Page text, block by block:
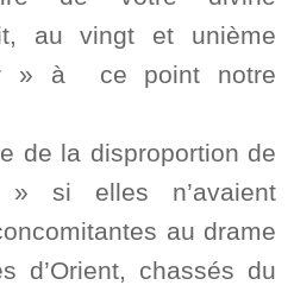
au vingt et unième
» à ce point notre
de la disproportion de
si elles n’avaient
au drame
d’Orient, chassés du